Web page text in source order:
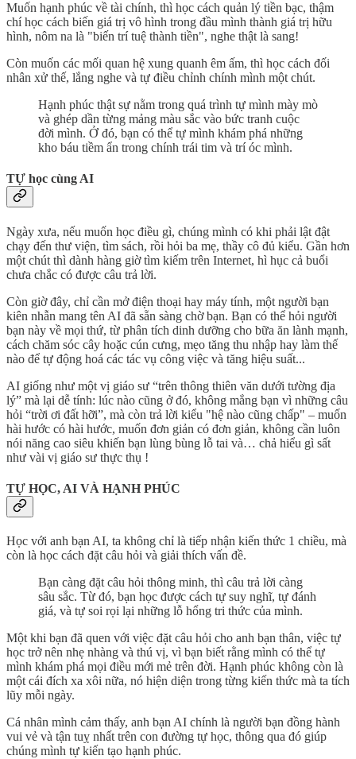
Muốn hạnh phúc về tài chính, thì học cách quản lý tiền bạc, thậm
chí học cách biến giá trị vô hình trong đầu mình thành giá trị hữu
hình, nôm na là "biến trí tuệ thành tiền", nghe thật là sang!
Còn muốn các mối quan hệ xung quanh êm ấm, thì học cách đối
nhân xử thế, lắng nghe và tự điều chỉnh chính mình một chút.
Hạnh phúc thật sự nằm trong quá trình tự mình mày mò
và ghép dần từng mảng màu sắc vào bức tranh cuộc
đời mình. Ở đó, bạn có thể tự mình khám phá những
kho báu tiềm ẩn trong chính trái tim và trí óc mình.
TỰ học cùng AI
Ngày xưa, nếu muốn học điều gì, chúng mình có khi phải lật đật
chạy đến thư viện, tìm sách, rồi hỏi ba mẹ, thầy cô đủ kiểu. Gần hơn
một chút thì dành hàng giờ tìm kiếm trên Internet, hì hục cả buổi
chưa chắc có được câu trả lời.
Còn giờ đây, chỉ cần mở điện thoại hay máy tính, một người bạn
kiên nhẫn mang tên AI đã sẵn sàng chờ bạn. Bạn có thể hỏi người
bạn này về mọi thứ, từ phân tích dinh dưỡng cho bữa ăn lành mạnh,
cách chăm sóc cây hoặc cún cưng, mẹo tăng thu nhập hay làm thế
nào để tự động hoá các tác vụ công việc và tăng hiệu suất...
AI giống như một vị giáo sư “trên thông thiên văn dưới tường địa
lý” mà lại dễ tính: lúc nào cũng ở đó, không mắng bạn vì những câu
hỏi “trời ơi đất hỡi”, mà còn trả lời kiểu "hệ nào cũng chấp" – muốn
hài hước có hài hước, muốn đơn giản có đơn giản, không cần luôn
nói năng cao siêu khiến bạn lùng bùng lỗ tai và… chả hiểu gì sất
như vài vị giáo sư thực thụ !
TỰ HỌC, AI VÀ HẠNH PHÚC
Học với anh bạn AI, ta không chỉ là tiếp nhận kiến thức 1 chiều, mà
còn là học cách đặt câu hỏi và giải thích vấn đề.
Bạn càng đặt câu hỏi thông minh, thì câu trả lời càng
sâu sắc. Từ đó, bạn học được cách tự suy nghĩ, tự đánh
giá, và tự soi rọi lại những lỗ hổng tri thức của mình.
Một khi bạn đã quen với việc đặt câu hỏi cho anh bạn thân, việc tự
học trở nên nhẹ nhàng và thú vị, vì bạn biết rằng mình có thể tự
mình khám phá mọi điều mới mẻ trên đời. Hạnh phúc không còn là
một cái đích xa xôi nữa, nó hiện diện trong từng kiến thức mà ta tích
lũy mỗi ngày.
Cá nhân mình cảm thấy, anh bạn AI chính là người bạn đồng hành
vui vẻ và tận tuỵ nhất trên con đường tự học, thông qua đó giúp
chúng mình tự kiến tạo hạnh phúc.